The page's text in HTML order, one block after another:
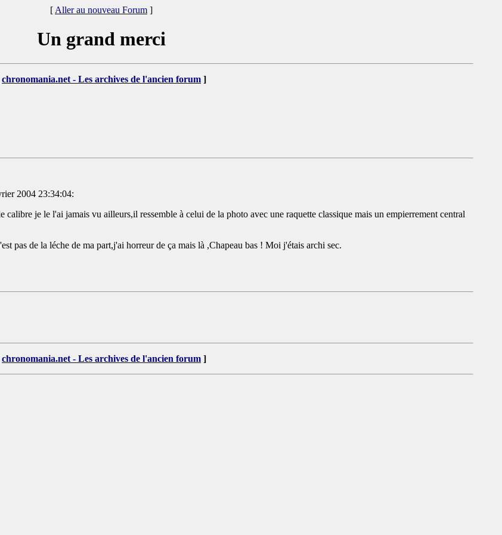
[ Aller au nouveau Forum ]
Un grand merci
chronomania.net - Les archives de l'ancien forum ]
2004 23:34:04:
je le l'ai jamais vu ailleurs,il ressemble à celui de la photo avec une raquette classique mais un empierrement central
pas de la léche de ma part,j'ai horreur de ça mais là ,Chapeau bas ! Moi j'étais archi sec.
chronomania.net - Les archives de l'ancien forum ]